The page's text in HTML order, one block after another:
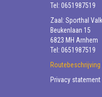
Tel: 0651987519
Zaal: Sporthal
Beukenlaan 15
6823 MH Arnhem
Tel: 0651987519
Privacy statement